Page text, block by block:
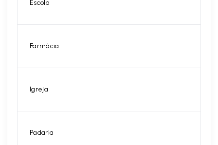
Escola
Farmácia
Igreja
Padaria